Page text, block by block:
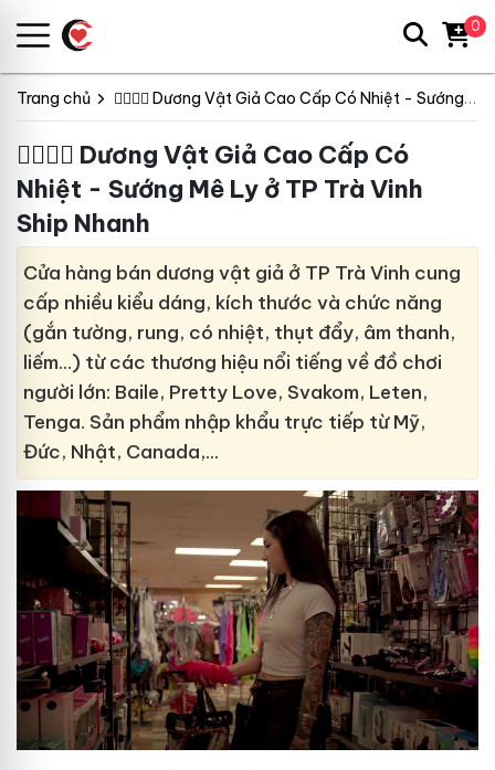
Trang chủ 👩‍❤️‍💋‍👨 Dương Vật Giả Cao Cấp Có Nhiệt - Sướng Mê Ly
👩‍❤️‍💋‍👨 Dương Vật Giả Cao Cấp Có
Nhiệt - Sướng Mê Ly ở TP Trà Vinh
Ship Nhanh
Cửa hàng bán dương vật giả ở TP Trà Vinh cung
cấp nhiều kiểu dáng, kích thước và chức năng
(gắn tường, rung, có nhiệt, thụt đẩy, âm thanh,
liếm…) từ các thương hiệu nổi tiếng về đồ chơi
người lớn: Baile, Pretty Love, Svakom, Leten,
Tenga. Sản phẩm nhập khẩu trực tiếp từ Mỹ,
Đức, Nhật, Canada,…
0